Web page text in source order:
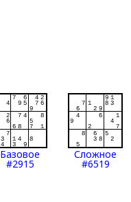
Базовое
#2915
Сложное
#6519